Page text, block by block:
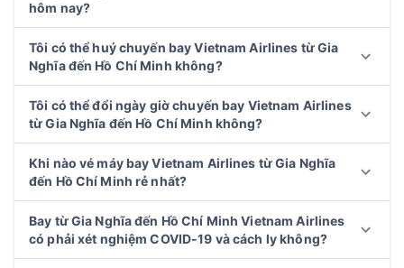
hôm nay?
Tôi có thể huý chuyến bay Vietnam Airlines từ Gia
Nghĩa đến Hồ Chí Minh không?
Tôi có thể đổi ngày giờ chuyến bay Vietnam Airlines
từ Gia Nghĩa đến Hồ Chí Minh không?
Khi nào vé máy bay Vietnam Airlines từ Gia Nghĩa
đến Hồ Chí Minh rẻ nhất?
Bay từ Gia Nghĩa đến Hồ Chí Minh Vietnam Airlines
có phải xét nghiệm COVID-19 và cách ly không?